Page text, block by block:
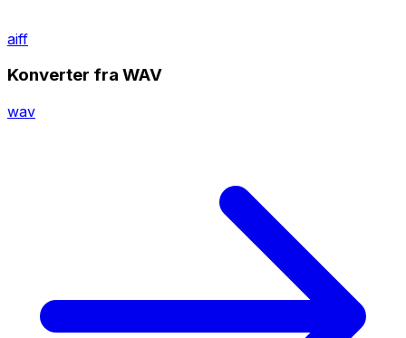
aiff
Konverter fra WAV
wav